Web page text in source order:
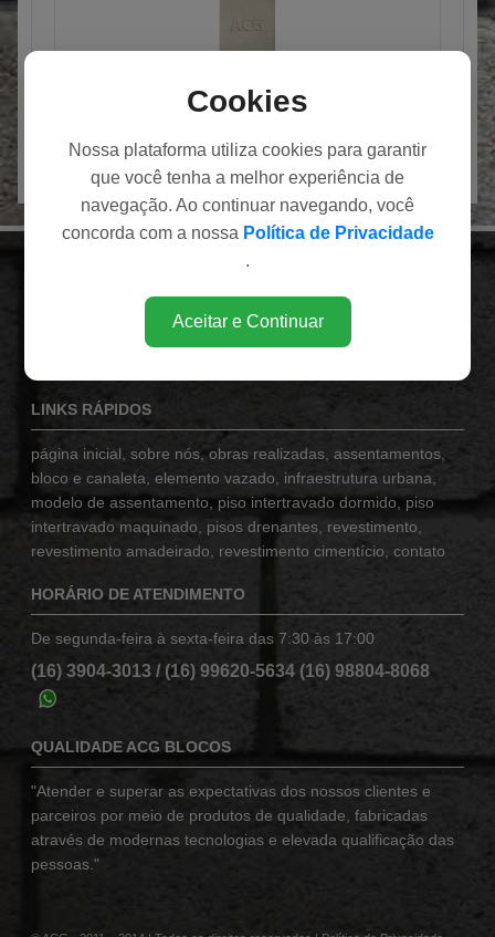
Cookies
Nossa plataforma utiliza cookies para garantir
que você tenha a melhor experiência de
navegação. Ao continuar navegando, você
concorda com a nossa Política de Privacidade
.
Aceitar e Continuar
Av. Eduardo Andrea Matarazzo (Via Norte), 1860
Bairro Campos Elíseos
LINKS RÁPIDOS
página inicial ,sobre nós ,obras realizadas ,assentamentos
bloco e canaleta ,elemento vazado infraestrutura urbana
modelo de assentamento
piso intertravado dormido
piso
intertravado maquinado
pisos drenantes revestimento
revestimento amadeirado
revestimento cimentício ,contato
HORÁRIO DE ATENDIMENTO
De segunda-feira à sexta-feira das 7:30 às 17:00
(16) 3904-3013 / (16) 99620-5634 (16) 98804-8068
QUALIDADE ACG BLOCOS
"Atender e superar as expectativas dos nossos clientes e
parceiros por meio de produtos de qualidade, fabricadas
através de modernas tecnologias e elevada qualificação das
pessoas."